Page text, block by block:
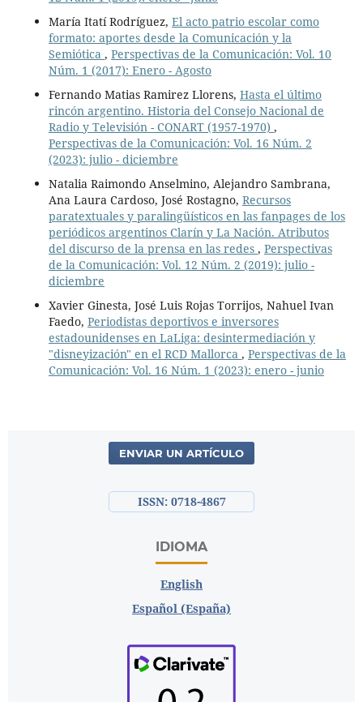
María Itatí Rodríguez, El acto patrio escolar como
formato: aportes desde la Comunicación y la
Semiótica , Perspectivas de la Comunicación: Vol. 10
Núm. 1 (2017): Enero - Agosto
Fernando Matias Ramirez Llorens, Hasta el último
rincón argentino. Historia del Consejo Nacional de
Radio y Televisión - CONART (1957-1970) ,
Perspectivas de la Comunicación: Vol. 16 Núm. 2
(2023): julio - diciembre
Natalia Raimondo Anselmino, Alejandro Sambrana,
Ana Laura Cardoso, José Rostagno, Recursos
paratextuales y paralingüísticos en las fanpages de los
periódicos argentinos Clarín y La Nación. Atributos
del discurso de la prensa en las redes , Perspectivas
de la Comunicación: Vol. 12 Núm. 2 (2019): julio -
diciembre
Xavier Ginesta, José Luis Rojas Torrijos, Nahuel Ivan
Faedo, Periodistas deportivos e inversores
estadounidenses en LaLiga: desintermediación y
"disneyización" en el RCD Mallorca , Perspectivas de la
Comunicación: Vol. 16 Núm. 1 (2023): enero - junio
ENVIAR UN ARTÍCULO
ISSN: 0718-4867
IDIOMA
English
Español (España)